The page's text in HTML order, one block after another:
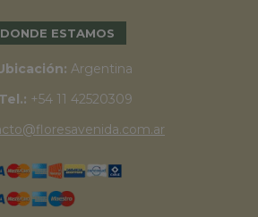
DONDE ESTAMOS
Argentina
Tel.: +54 11 42520309